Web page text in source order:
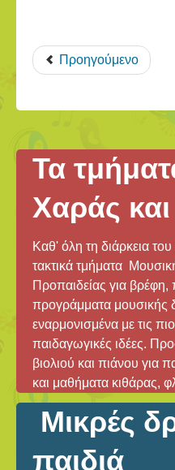
Προηγούμενο
Τα
Χαράς
Καθ' όλη τη διάρκεια
τακτικά τμήματα
Προπαιδείας για βρέφη,
προγράμματα μουσικής
εναρμονισμένα με τις
παιδαγωγικές ιδέες.
βιολιού και πιάνου για
και μαθήματα κιθάρας,
Μικρές
παιδιά